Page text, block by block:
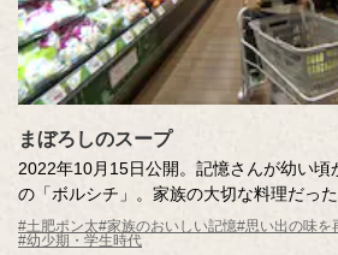
まぼろしのスープ
2022年10月15日公開。記憶さんが幼い頃
の「ボルシチ」。家族の大切な料理だっ
ね、味わうことが難しくなってしまった
宅を訪問し、“まぼろしのスープ”のレシピ
#土肥ポン太#家族のおいしい記憶#思い出の味を
#幼少期・学生時代